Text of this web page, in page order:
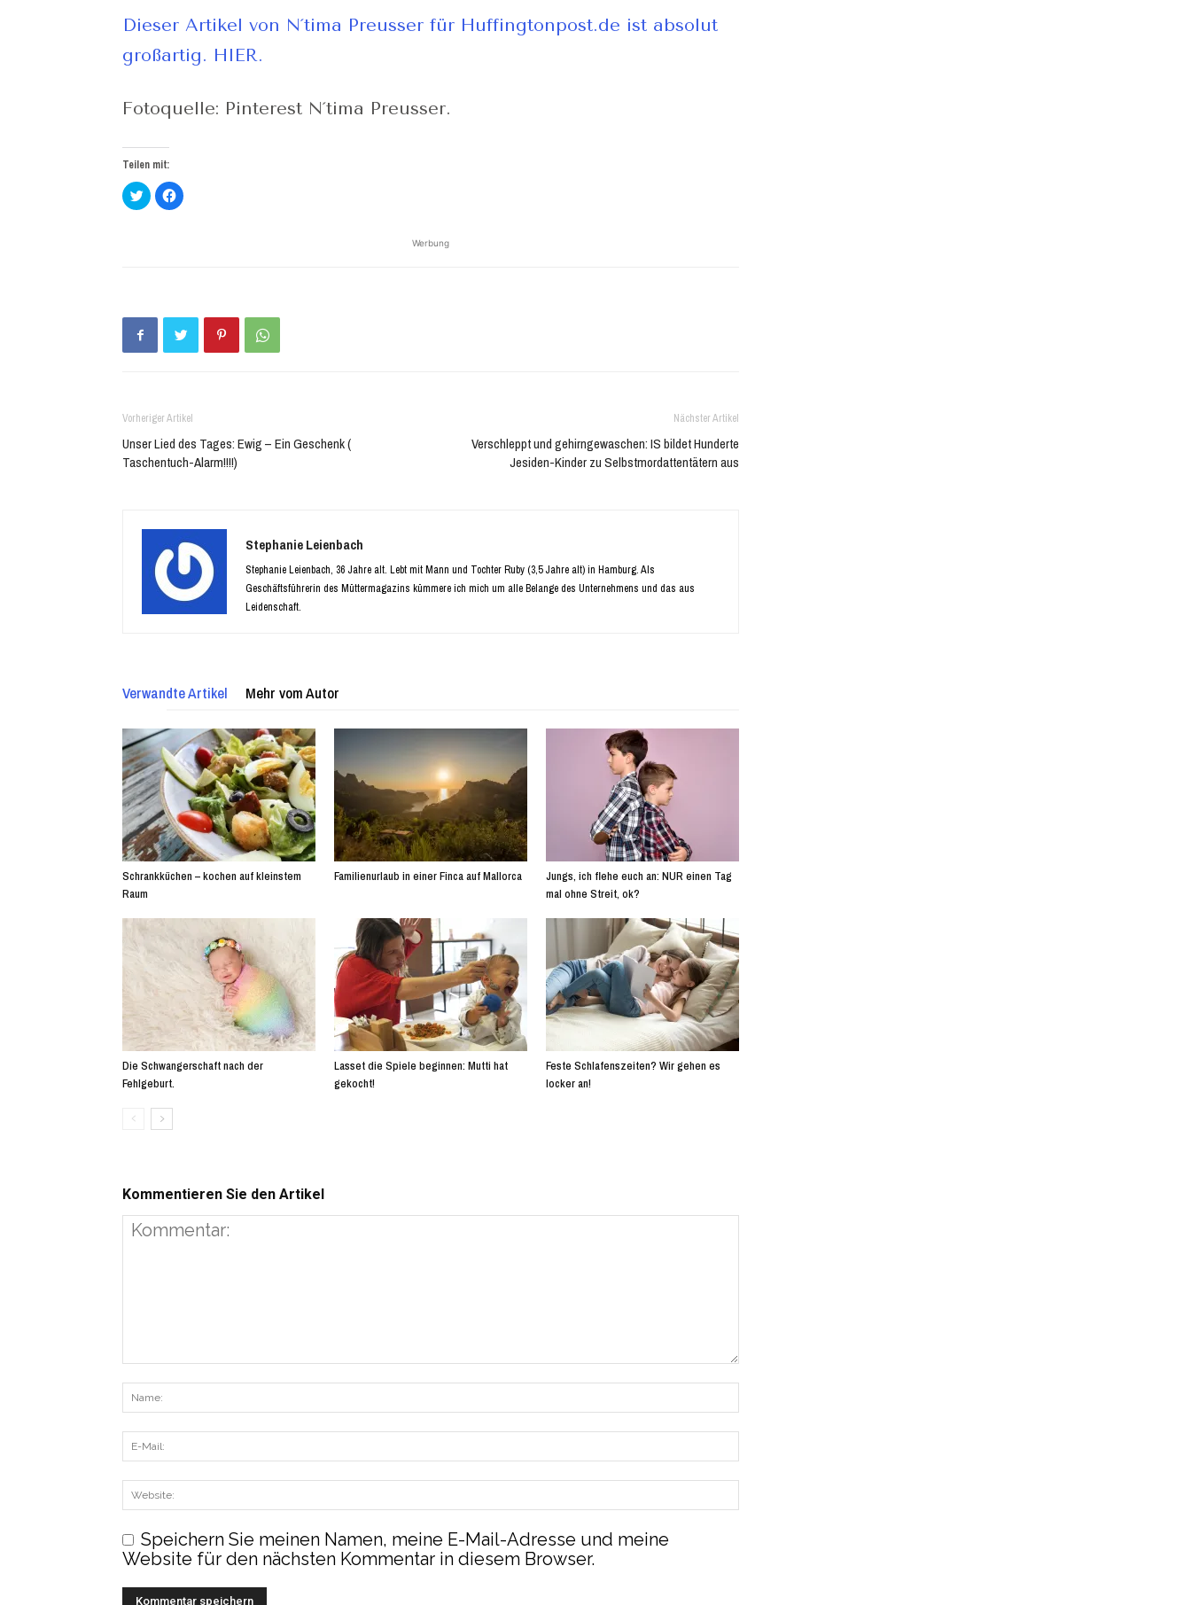
Dieser Artikel von N´tima Preusser für Huffingtonpost.de ist absolut
großartig. HIER.
Fotoquelle: Pinterest N´tima Preusser.
Teilen mit:
Klick,
um
über
Klick,
um
Werbung
Vorheriger Artikel
Unser Lied des Tages: Ewig – Ein Geschenk (
Taschentuch-Alarm!!!!)
Nächster Artikel
Verschleppt und gehirngewaschen: IS bildet Hunderte
Jesiden-Kinder zu Selbstmordattentätern aus
Stephanie Leienbach
Stephanie Leienbach, 36 Jahre alt. Lebt mit Mann und Tochter Ruby (3,5 Jahre alt) in Hamburg. Als
Geschäftsführerin des Müttermagazins kümmere ich mich um alle Belange des Unternehmens und das aus
Leidenschaft.
Verwandte Artikel Mehr vom Autor
Schrankküchen – kochen auf kleinstem
Raum
Familienurlaub in einer Finca auf Mallorca
Jungs, ich flehe euch an: NUR einen Tag
mal ohne Streit, ok?
Die Schwangerschaft nach der
Fehlgeburt.
Lasset die Spiele beginnen: Mutti hat
gekocht!
Feste Schlafenszeiten? Wir gehen es
locker an!
Kommentieren Sie den Artikel
Speichern Sie meinen Namen, meine E-Mail-Adresse und meine
Website für den nächsten Kommentar in diesem Browser.